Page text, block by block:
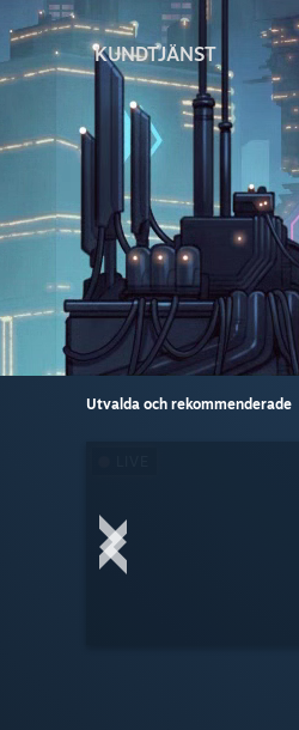
KUNDTJÄNST
Utvalda och rekommenderade